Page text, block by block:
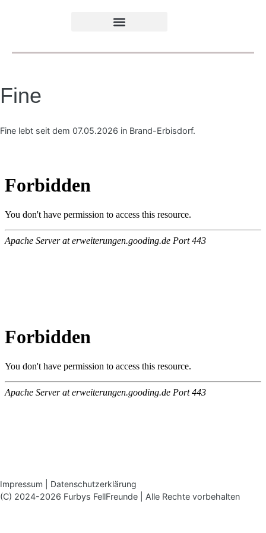
Fine
Fine lebt seit dem 07.05.2026 in Brand-Erbisdorf.
Impressum
Datenschutzerklärung
(C) 2024-2026 Furbys FellFreunde | Alle Rechte vorbehalten